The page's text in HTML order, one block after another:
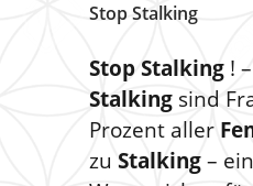
Stop Stalking
Stop Stalking!
Stalkingsind
Prozent aller
zu Stalking–